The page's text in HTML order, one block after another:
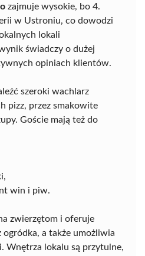
zajmuje wysokie, bo 4.
w Ustroniu, co dowodzi
lokali
świadczy o dużej
opiniach klientów.
szeroki wachlarz
pizz, przez smakowite
Goście mają też do
win i piw.
zwierzętom i oferuje
a także umożliwia
Wnętrza lokalu są przytulne,